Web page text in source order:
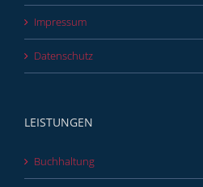
Impressum
Datenschutz
LEISTUNGEN
Buchhaltung